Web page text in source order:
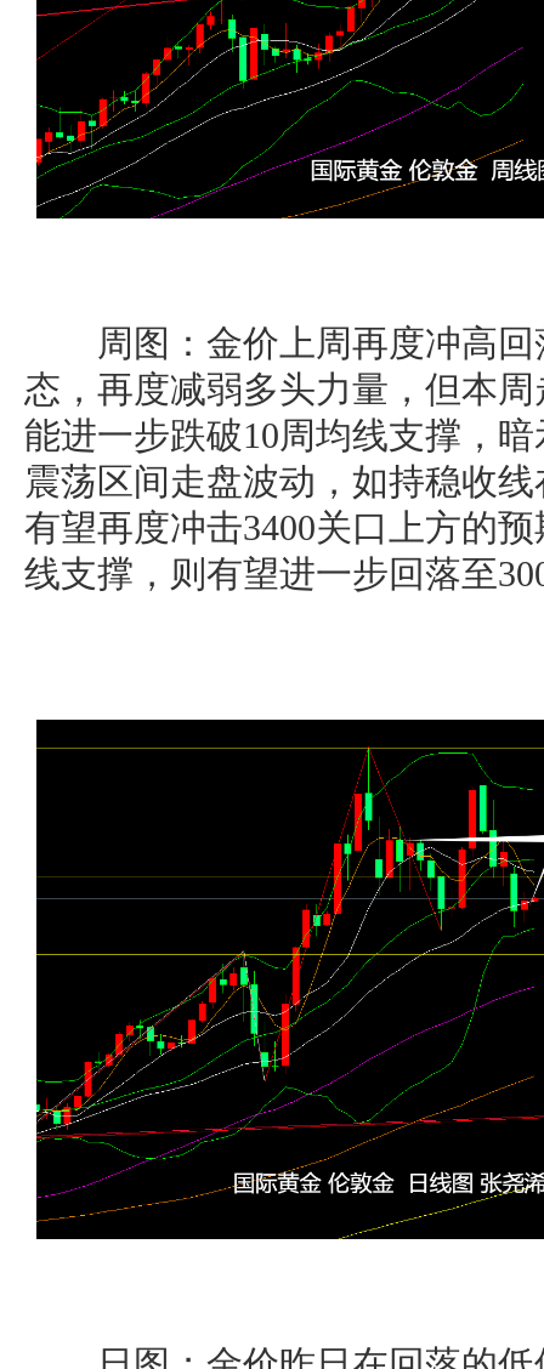
周图：金价上周再度冲高回
态，再度减弱多头力量，但本
能进一步跌破10周均线支撑，
震荡区间走盘波动，如持稳收
有望再度冲击3400关口上方的
线支撑，则有望进一步回落至